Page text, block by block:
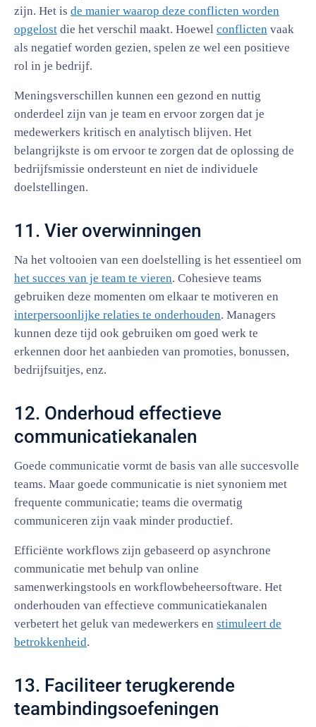
zijn. Het is de manier waarop deze conflicten worden
opgelost die het verschil maakt. Hoewel conflicten vaak
als negatief worden gezien, spelen ze wel een positieve
rol in je bedrijf.
Meningsverschillen kunnen een gezond en nuttig
onderdeel zijn van je team en ervoor zorgen dat je
medewerkers kritisch en analytisch blijven. Het
belangrijkste is om ervoor te zorgen dat de oplossing de
bedrijfsmissie ondersteunt en niet de individuele
doelstellingen.
11. Vier overwinningen
Na het voltooien van een doelstelling is het essentieel om
het succes van je team te vieren. Cohesieve teams
gebruiken deze momenten om elkaar te motiveren en
interpersoonlijke relaties te onderhouden. Managers
kunnen deze tijd ook gebruiken om goed werk te
erkennen door het aanbieden van promoties, bonussen,
bedrijfsuitjes, enz.
12. Onderhoud effectieve
communicatiekanalen
Goede communicatie vormt de basis van alle succesvolle
teams. Maar goede communicatie is niet synoniem met
frequente communicatie; teams die overmatig
communiceren zijn vaak minder productief.
Efficiënte workflows zijn gebaseerd op asynchrone
communicatie met behulp van online
samenwerkingstools en workflowbeheersoftware. Het
onderhouden van effectieve communicatiekanalen
verbetert het geluk van medewerkers en stimuleert de
betrokkenheid.
13. Faciliteer terugkerende
teambindingsoefeningen